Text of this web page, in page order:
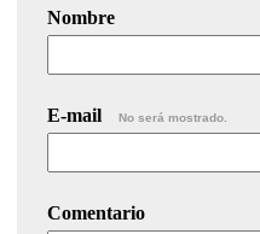
Nombre
E-mail No será mostrado.
Comentario